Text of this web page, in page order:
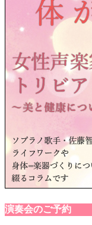
演奏会のご予約